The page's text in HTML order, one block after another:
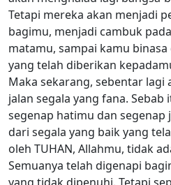
Tetapi mereka akan menjadi
bagimu, menjadi cambuk
matamu, sampai kamu
yang telah diberikan
Maka sekarang, sebentar lagi
jalan segala yang fana.
segenap hatimu dan
dari segala yang baik yang
oleh TUHAN, Allahmu, tidak
Semuanya telah digenapi